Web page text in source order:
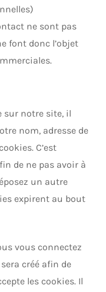
ne sont pas
font donc l’objet
sur notre site, il
nom, adresse de
C’est
de ne pas avoir à
un autre
expirent au bout
vous connectez
créé afin de
les cookies. Il